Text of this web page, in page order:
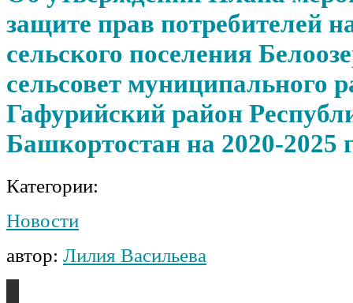
защите прав потребителей
сельского поселения
сельсовет муниципального
Гафурийский район
Башкортостан на 2020-2025
Категории:
Новости
автор: Лилия Васильева